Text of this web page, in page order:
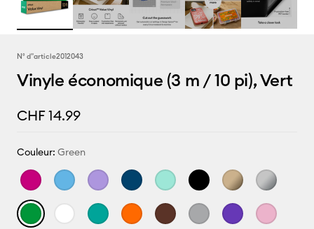
N° d''article2012043
Vinyle économique (3 m / 10 pi), Vert
CHF 14.99
Couleur: Green